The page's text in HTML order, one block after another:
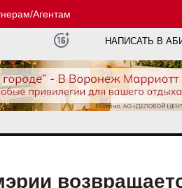
Агентам
НАПИСАТЬ В